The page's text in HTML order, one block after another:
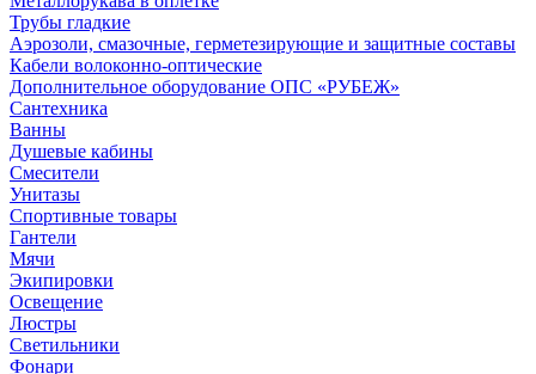
Трубы гладкие
Аэрозоли, смазочные, герметезирующие и защитные составы
Кабели волоконно-оптические
Дополнительное оборудование ОПС «РУБЕЖ»
Сантехника
Ванны
Душевые кабины
Смесители
Унитазы
Спортивные товары
Гантели
Мячи
Экипировки
Освещение
Люстры
Светильники
Фонари